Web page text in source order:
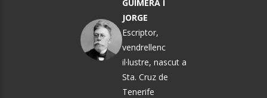
GUIMERÀ I
JORGE
Escriptor,
vendrellenc
il·lustre, nascut a
Sta. Cruz de
Tenerife